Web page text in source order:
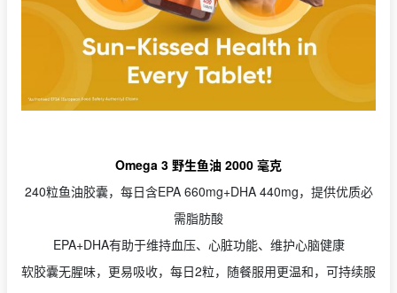
Omega 3 野生鱼油 2000 毫克
240粒鱼油胶囊，每日含EPA 660mg+DHA 440mg，提供优质必
需脂肪酸
EPA+DHA有助于维持血压、心脏功能、维护心脑健康
软胶囊无腥味，更易吸收，每日2粒，随餐服用更温和，可持续服